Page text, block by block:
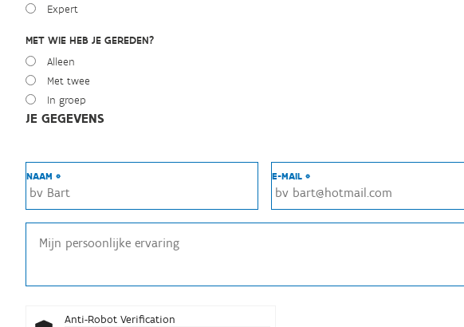
Expert
MET WIE HEB JE GEREDEN?
Alleen
Met twee
In groep
JE GEGEVENS
NAAM * E-MAIL *
Anti-Robot Verification